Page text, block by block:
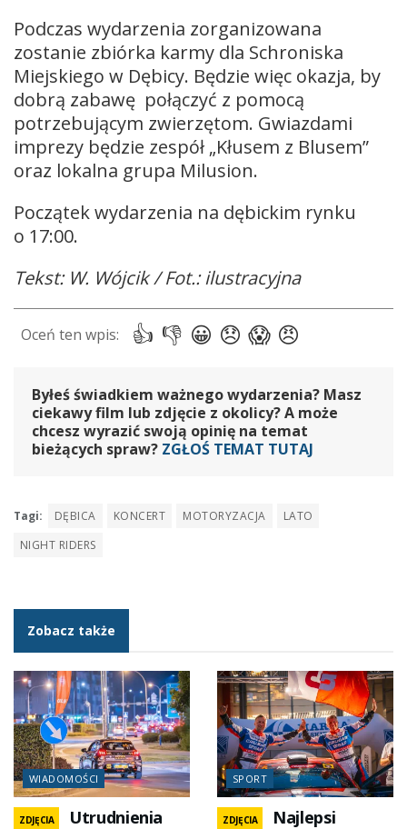
Podczas wydarzenia zorganizowana
zostanie zbiórka karmy dla Schroniska
Miejskiego w Dębicy. Będzie więc okazja, by
dobrą zabawę połączyć z pomocą
potrzebującym zwierzętom. Gwiazdami
imprezy będzie zespół „Kłusem z Blusem”
oraz lokalna grupa Milusion.
Początek wydarzenia na dębickim rynku
o 17:00.
Tekst: W. Wójcik / Fot.: ilustracyjna
Byłeś świadkiem ważnego wydarzenia? Masz
ciekawy film lub zdjęcie z okolicy? A może
chcesz wyrazić swoją opinię na temat
bieżących spraw? ZGŁOŚ TEMAT TUTAJ
Tagi: DĘBICA KONCERT MOTORYZACJA
LATO
NIGHT RIDERS
Zobacz także
WIADOMOŚCI
ZDJĘCIA
Utrudnienia
SPORT
ZDJĘCIA
Najlepsi